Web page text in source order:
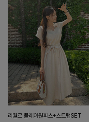
리월르 플레어원피스+스트랩SET